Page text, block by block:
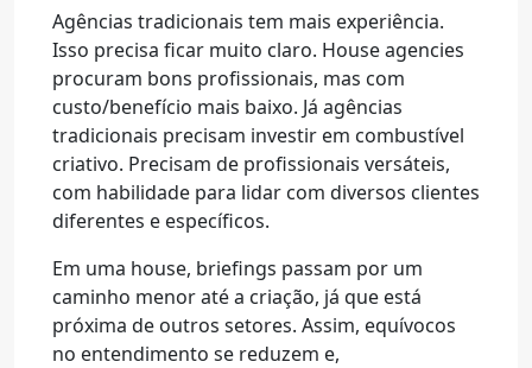
Agências tradicionais tem mais experiência.
Isso precisa ficar muito claro. House agencies
procuram bons profissionais, mas com
custo/benefício mais baixo. Já agências
tradicionais precisam investir em combustível
criativo. Precisam de profissionais versáteis,
com habilidade para lidar com diversos clientes
diferentes e específicos.
Em uma house, briefings passam por um
caminho menor até a criação, já que está
próxima de outros setores. Assim, equívocos
no entendimento se reduzem e,